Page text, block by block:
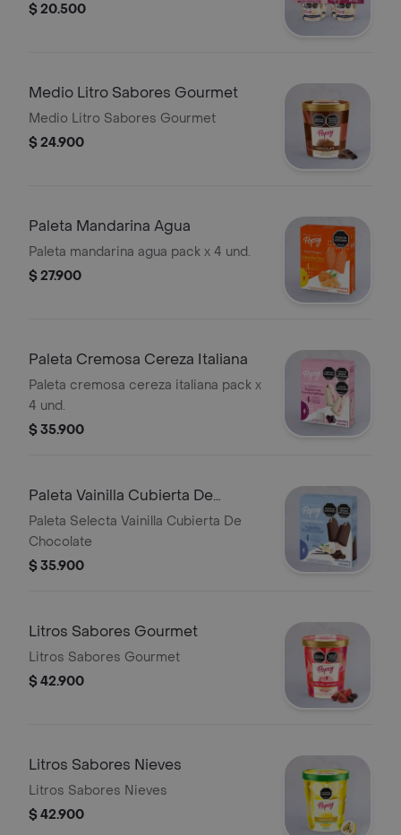
$ 20.500
Medio Litro Sabores Gourmet
Medio Litro Sabores Gourmet
$ 24.900
Paleta Mandarina Agua
Paleta mandarina agua pack x 4 und.
$ 27.900
Paleta Cremosa Cereza Italiana
Paleta cremosa cereza italiana pack x
4 und.
$ 35.900
Paleta Vainilla Cubierta De
Chocolate
Paleta Selecta Vainilla Cubierta De
Chocolate
$ 35.900
Litros Sabores Gourmet
Litros Sabores Gourmet
$ 42.900
Litros Sabores Nieves
Litros Sabores Nieves
$ 42.900